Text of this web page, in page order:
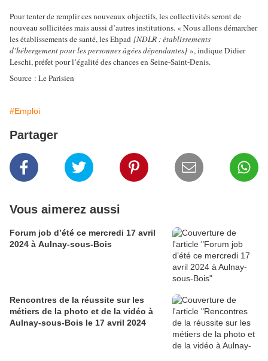
Pour tenter de remplir ces nouveaux objectifs, les collectivités seront de
nouveau sollicitées mais aussi d’autres institutions. « Nous allons démarcher
les établissements de santé, les Ehpad [NDLR : établissements
d’hébergement pour les personnes âgées dépendantes] », indique Didier
Leschi, préfet pour l’égalité des chances en Seine-Saint-Denis.
Source : Le Parisien
#Emploi
Partager
Vous aimerez aussi
Forum job d’été ce mercredi 17 avril
2024 à Aulnay-sous-Bois
Rencontres de la réussite sur les
métiers de la photo et de la vidéo à
Aulnay-sous-Bois le 17 avril 2024